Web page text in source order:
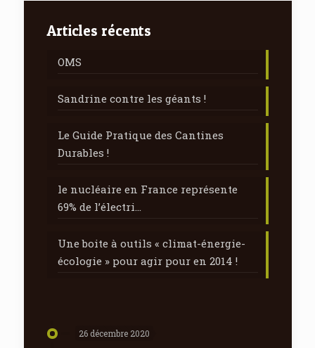
Articles récents
OMS
Sandrine contre les géants !
Le Guide Pratique des Cantines
Durables !
le nucléaire en France représente
69% de l’électri…
Une boite à outils « climat-énergie-
écologie » pour agir pour en 2014 !
26 décembre 2020